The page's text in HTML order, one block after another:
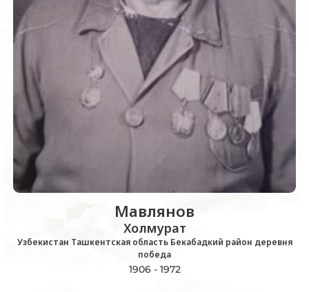
Мавлянов
Холмурат
Узбекистан Ташкентская область Бекабадкий район деревня
победа
1906 - 1972